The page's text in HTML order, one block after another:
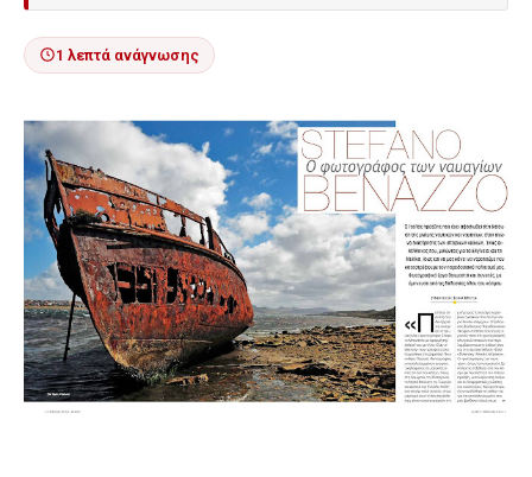
1 λεπτά ανάγνωσης